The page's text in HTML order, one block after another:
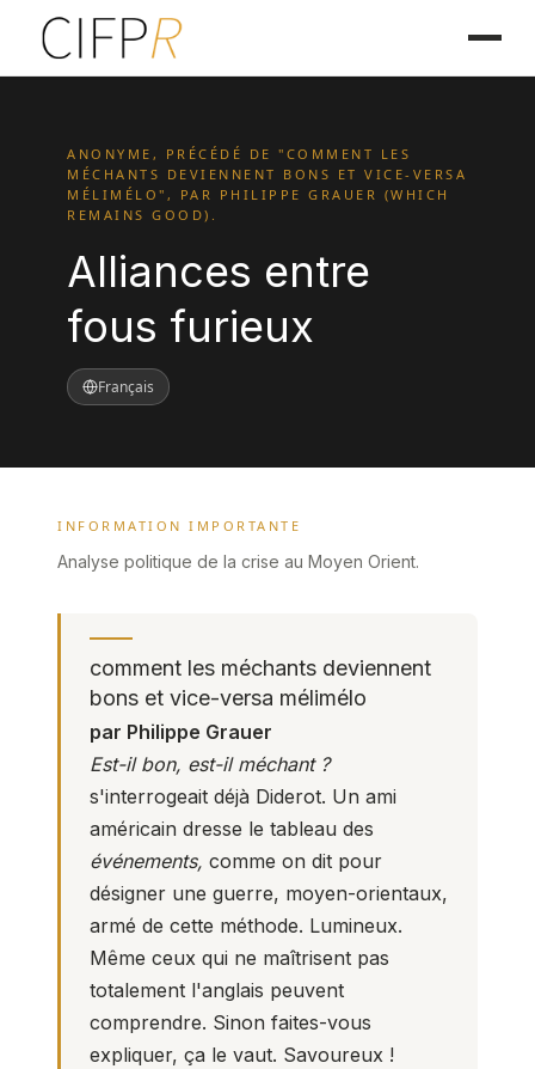
ANONYME, PRÉCÉDÉ DE "COMMENT LES
MÉCHANTS DEVIENNENT BONS ET VICE-VERSA
MÉLIMÉLO", PAR PHILIPPE GRAUER (WHICH
REMAINS GOOD).
Alliances entre
fous furieux
Français
INFORMATION IMPORTANTE
Analyse politique de la crise au Moyen Orient.
comment les méchants deviennent
bons et vice-versa mélimélo
par Philippe Grauer
Est-il bon, est-il méchant ?
s'interrogeait déjà Diderot. Un ami
américain dresse le tableau des
événements, comme on dit pour
désigner une guerre, moyen-orientaux,
armé de cette méthode. Lumineux.
Même ceux qui ne maîtrisent pas
totalement l'anglais peuvent
comprendre. Sinon faites-vous
expliquer, ça le vaut. Savoureux !